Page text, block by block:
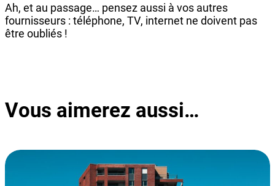
Ah, et au passage… pensez aussi à vos autres
fournisseurs : téléphone, TV, internet ne doivent pas
être oubliés !
Vous aimerez aussi…